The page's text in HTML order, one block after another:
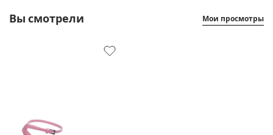
Вы смотрели Мои просмотры